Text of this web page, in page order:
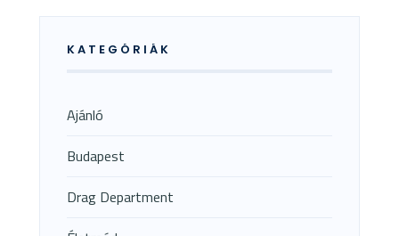
KATEGÓRIÁK
Ajánló
Budapest
Drag Department